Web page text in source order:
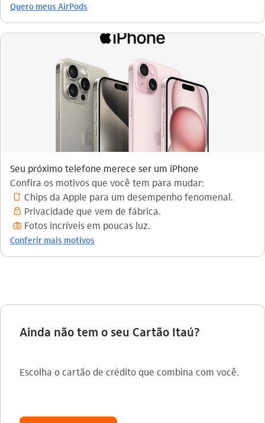
Quero meus AirPods
Seu próximo telefone merece ser um iPhone
Confira os motivos que você tem para mudar:
celular_pre_pago_outline Chips da Apple para um desempenho fenomenal.
cadeado_outline Privacidade que vem de fábrica.
maquina_fotografica_outline Fotos incríveis em poucas luz.
Conferir mais motivos
Ainda não tem o seu Cartão Itaú?
Escolha o cartão de crédito que combina com você.